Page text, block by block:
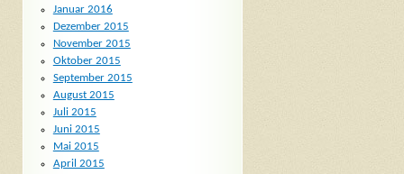
Januar 2016
Dezember 2015
November 2015
Oktober 2015
September 2015
August 2015
Juli 2015
Juni 2015
Mai 2015
April 2015